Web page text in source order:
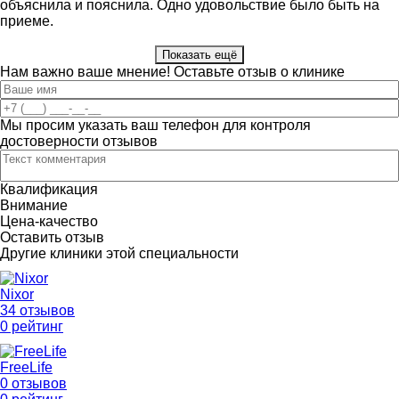
объяснила и пояснила. Одно удовольствие было быть на
приеме.
Показать ещё
Нам важно ваше мнение! Оставьте отзыв о клинике
Мы просим указать ваш телефон для контроля
достоверности отзывов
Квалификация
Внимание
Цена-качество
Оставить отзыв
Другие клиники этой специальности
Nixor
34 отзывов
0 рейтинг
FreeLife
0 отзывов